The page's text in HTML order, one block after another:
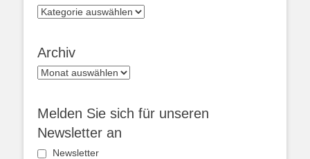
Kategorien
Archiv
Archiv
Melden Sie sich für unseren
Newsletter an
Newsletter